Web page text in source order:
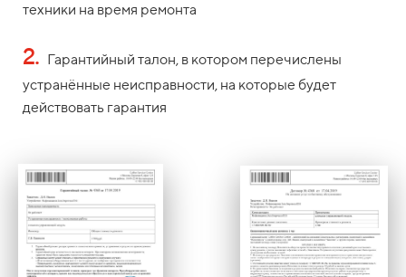
техники на время ремонта
2. Гарантийный талон, в котором перечислены
устранённые неисправности, на которые будет
действовать гарантия